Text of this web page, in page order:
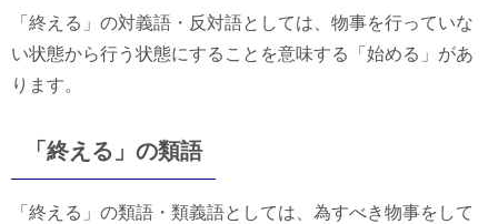
「終える」の対義語・反対語としては、物事を行っていな
い状態から行う状態にすることを意味する「始める」があ
ります。
「終える」の類語
「終える」の類語・類義語としては、為すべき物事をして